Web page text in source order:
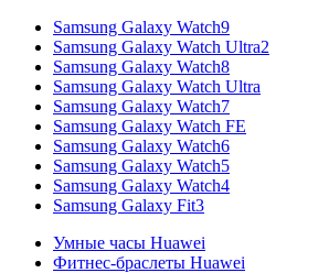
Samsung Galaxy Watch9
Samsung Galaxy Watch Ultra2
Samsung Galaxy Watch8
Samsung Galaxy Watch Ultra
Samsung Galaxy Watch7
Samsung Galaxy Watch FE
Samsung Galaxy Watch6
Samsung Galaxy Watch5
Samsung Galaxy Watch4
Samsung Galaxy Fit3
Умные часы Huawei
Фитнес-браслеты Huawei